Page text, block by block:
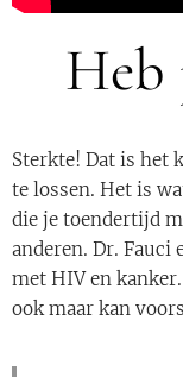
Heb
Sterkte! Dat is het
te lossen. Het is
die je toendertijd
anderen. Dr. Fauci
met HIV en
ook maar kan